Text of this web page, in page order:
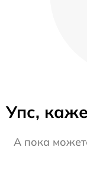
Упс,
А пока